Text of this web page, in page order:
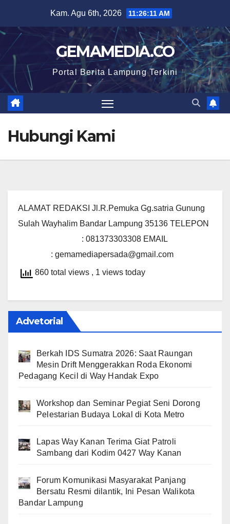
content
Kam. Agu 6th, 2026 11:26:11 AM
GEMAMEDIA.CO
Portal Berita Lampung Terkini
Hubungi Kami
ALAMAT REDAKSI Jl.R.Pemuka Gg.satria Gunung
Sulah Wayhalim Bandar Lampung 35136 TELEPON
: 081373303308 EMAIL
: gemamediapersada@gmail.com
860 total views , 1 views today
Advetorial
Berkah IDS Sumatra 2026: Saat Raungan
Mesin Drift Menggerakkan Roda Ekonomi
Pedagang Kecil di Way Handak Expo
Workshop dan Seminar Pegiat Seni Dorong
Pelestarian Budaya Lokal di Kota Metro
Lapas Way Kanan Terima Giat Patroli
Sambang dari Kodim 0427 Way Kanan
Forum Komunikasi Masyarakat Panjang
Bersatu Resmi dilantik, Ini Pesan Walikota
Bandar Lampung